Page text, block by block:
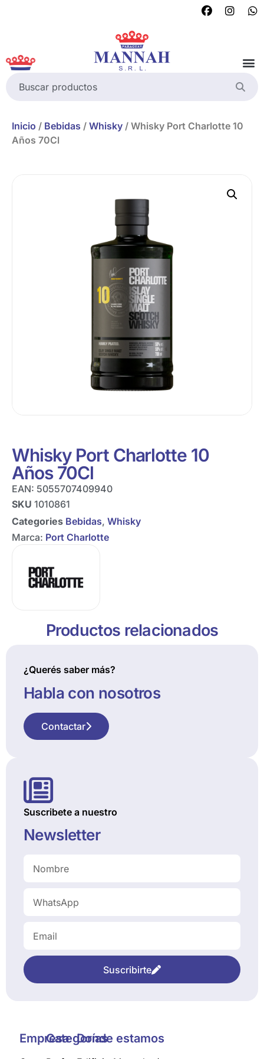
Inicio / Bebidas / Whisky / Whisky Port Charlotte 10
Años 70Cl
Whisky Port Charlotte 10
Años 70Cl
EAN: 5055707409940
SKU 1010861
Categories Bebidas, Whisky
Marca: Port Charlotte
Productos relacionados
¿Querés saber más?
Habla con nosotros
Contactar
Suscribete a nuestro
Newsletter
Suscribirte
EmpresaCategoríasDonde estamos